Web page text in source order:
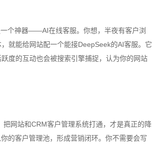
个神器——AI在线客服。你想，半夜有客户浏
就能给网站配一个能接DeepSeek的AI客服。它
度的互动也会被搜索引擎捕捉，认为你的网站
网站和CRM客户管理系统打通，才是真正的降
的客户管理池，形成营销闭环。你不需要会写